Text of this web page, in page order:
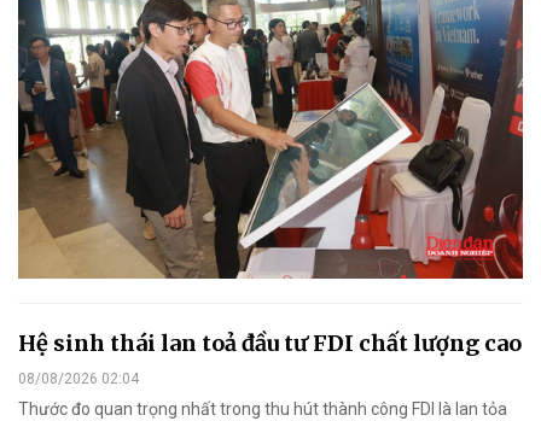
Hệ sinh thái lan toả đầu tư FDI chất lượng cao
08/08/2026 02:04
Thước đo quan trọng nhất trong thu hút thành công FDI là lan tỏa